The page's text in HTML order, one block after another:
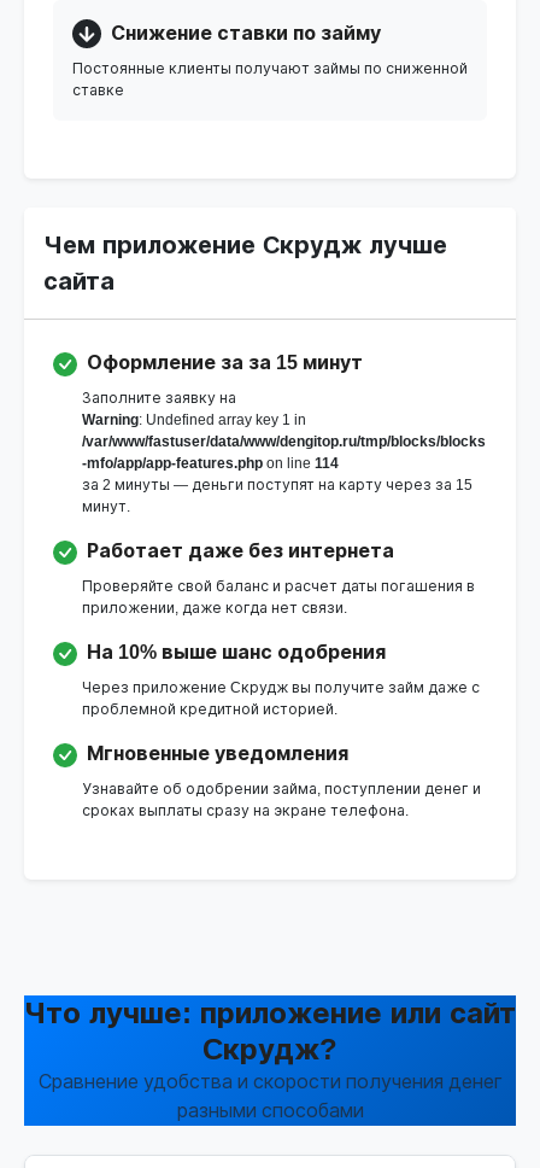
Снижение ставки по займу
Постоянные клиенты получают займы по сниженной
ставке
Чем приложение Cкрудж лучше
сайта
Оформление за за 15 минут
Заполните заявку на
Warning: Undefined array key 1 in
/var/www/fastuser/data/www/dengitop.ru/tmp/blocks/blocks
-mfo/app/app-features.php on line 114
за 2 минуты — деньги поступят на карту через за 15
минут.
Работает даже без интернета
Проверяйте свой баланс и расчет даты погашения в
приложении, даже когда нет связи.
На 10% выше шанс одобрения
Через приложение Cкрудж вы получите займ даже с
проблемной кредитной историей.
Мгновенные уведомления
Узнавайте об одобрении займа, поступлении денег и
сроках выплаты сразу на экране телефона.
Что лучше: приложение или сайт
Cкрудж?
Сравнение удобства и скорости получения денег
разными способами